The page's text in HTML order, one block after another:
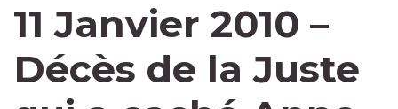
11 Janvier 2010 –
Décès de la Juste